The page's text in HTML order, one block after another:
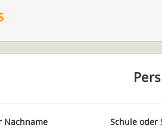
Nachname Schule oder